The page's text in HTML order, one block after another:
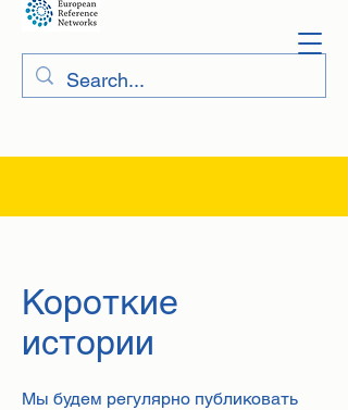
Короткие
истории
Мы будем регулярно публиковать